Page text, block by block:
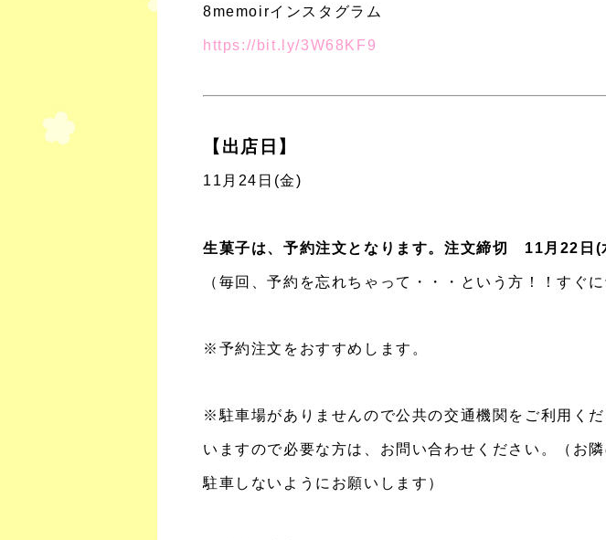
8memoirインスタグラム
https://bit.ly/3W68KF9
【出店日】
11月24日(金)
生菓子は、予約注文となります。注文締切 11月22日
（毎回、予約を忘れちゃって・・・という方！！すぐ
※予約注文をおすすめします。
※駐車場がありませんので公共の交通機関をご利用く
いますので必要な方は、お問い合わせください。（お
駐車しないようにお願いします）